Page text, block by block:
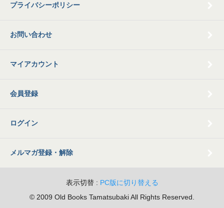
プライバシーポリシー
お問い合わせ
マイアカウント
会員登録
ログイン
メルマガ登録・解除
表示切替 : PC版に切り替える
© 2009 Old Books Tamatsubaki All Rights Reserved.